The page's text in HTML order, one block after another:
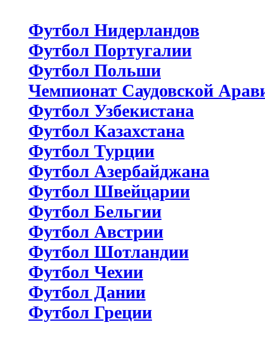
Футбол Нидерландов
Футбол Португалии
Футбол Польши
Чемпионат Саудовской
Футбол Узбекистана
Футбол Казахстана
Футбол Турции
Футбол Азербайджана
Футбол Швейцарии
Футбол Бельгии
Футбол Австрии
Футбол Шотландии
Футбол Чехии
Футбол Дании
Футбол Греции